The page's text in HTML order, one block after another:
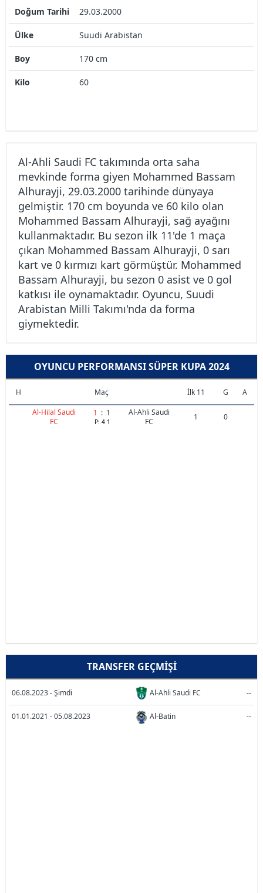
Doğum Tarihi 29.03.2000
Ülke Suudi Arabistan
Boy 170 cm
Kilo 60
Al-Ahli Saudi FC takımında orta saha
mevkinde forma giyen Mohammed Bassam
Alhurayji, 29.03.2000 tarihinde dünyaya
gelmiştir. 170 cm boyunda ve 60 kilo olan
Mohammed Bassam Alhurayji, sağ ayağını
kullanmaktadır. Bu sezon ilk 11'de 1 maça
çıkan Mohammed Bassam Alhurayji, 0 sarı
kart ve 0 kırmızı kart görmüştür. Mohammed
Bassam Alhurayji, bu sezon 0 asist ve 0 gol
katkısı ile oynamaktadır. Oyuncu, Suudi
Arabistan Milli Takımı'nda da forma
giymektedir.
OYUNCU PERFORMANSI SÜPER KUPA 2024
H Maç İlk 11 G
A
Al-Hilal Saudi
FC
1 : 1
P: 4 1
Al-Ahli Saudi
FC
1 0
TRANSFER GEÇMIŞI
06.08.2023 - Şimdi Al-Ahli Saudi FC --
01.01.2021 - 05.08.2023 Al-Batin --